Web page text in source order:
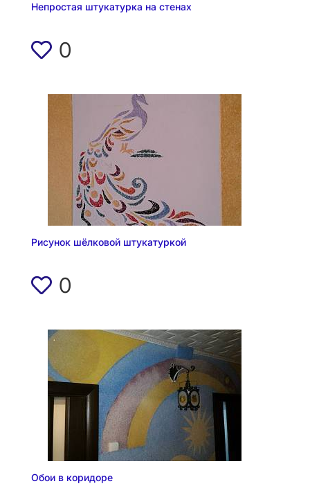
Непростая штукатурка на стенах
0
Рисунок шёлковой штукатуркой
0
Обои в коридоре